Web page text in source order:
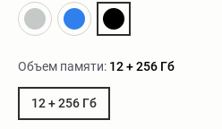
Объем памяти: 12 + 256 Гб
12 + 256 Гб